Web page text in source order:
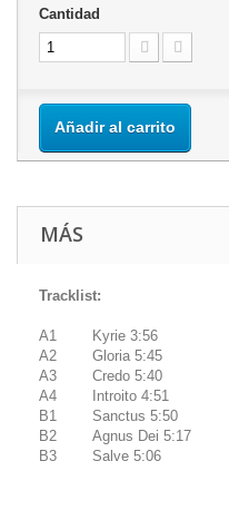
Cantidad
Añadir al carrito
MÁS
Tracklist:
A1 Kyrie 3:56
A2 Gloria 5:45
A3 Credo 5:40
A4 Introito 4:51
B1 Sanctus 5:50
B2 Agnus Dei 5:17
B3 Salve 5:06